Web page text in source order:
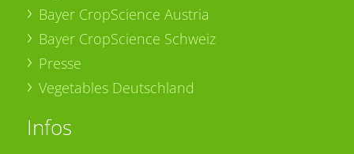
Bayer CropScience Austria
Bayer CropScience Schweiz
Presse
Vegetables Deutschland
Infos